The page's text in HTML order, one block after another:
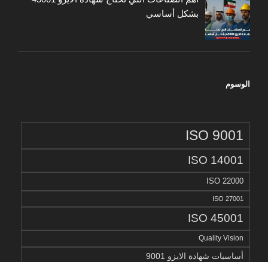
بشكل أساسي
الوسوم
ISO 9001
ISO 14001
ISO 22000
ISO 27001
ISO 45001
Quality Vision
أساسيات شهادة الايزو 9001